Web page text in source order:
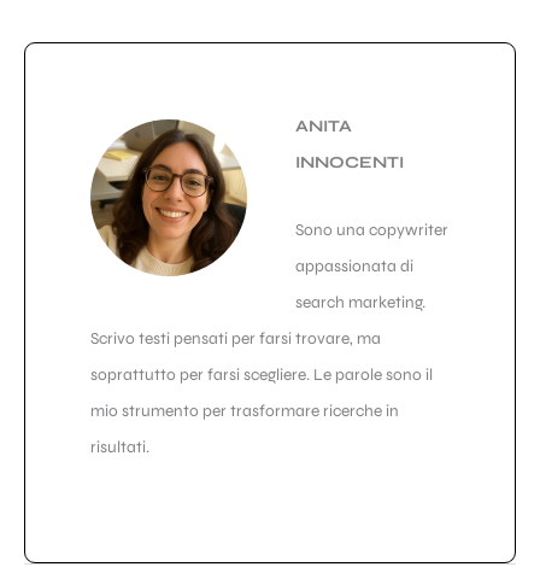
ANITA
INNOCENTI
Sono una copywriter
appassionata di
search marketing.
Scrivo testi pensati per farsi trovare, ma
soprattutto per farsi scegliere. Le parole sono il
mio strumento per trasformare ricerche in
risultati.